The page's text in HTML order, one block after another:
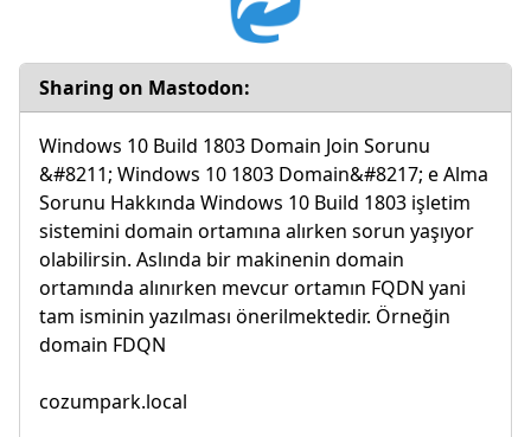
Sharing on Mastodon:
Windows 10 Build 1803 Domain Join Sorunu
&#8211; Windows 10 1803 Domain&#8217; e Alma
Sorunu Hakkında Windows 10 Build 1803 işletim
sistemini domain ortamına alırken sorun yaşıyor
olabilirsin. Aslında bir makinenin domain
ortamında alınırken mevcur ortamın FQDN yani
tam isminin yazılması önerilmektedir. Örneğin
domain FDQN
cozumpark.local